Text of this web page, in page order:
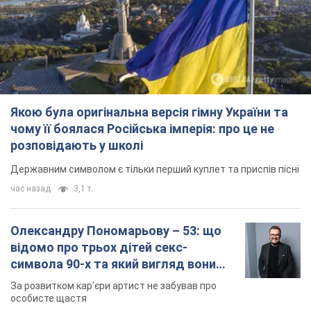
Якою була оригінальна версія гімну України та
чому її боялася Російська імперія: про це не
розповідають у школі
Державним символом є тільки перший куплет та приспів пісні
час назад 3,1 т.
Олександру Пономарьову – 53: що
відомо про трьох дітей секс-
символа 90-х та який вигляд вони
мають
За розвитком кар'єри артист не забував про
особисте щастя